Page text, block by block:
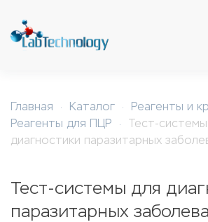
Перейти к содержимому
Главная Каталог
Реагенты и
Реагенты для ПЦР
Тест-
диагностики паразитарных
Тест-системы для
паразитарных